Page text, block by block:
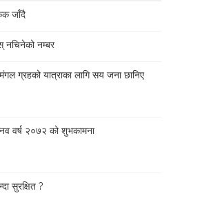
जाँदै
नचिनेको नम्बर
मंगल ग्रहको यात्राका लागि सय जना छानिए
नव वर्ष २०७२ को शुभकामना
सुरक्षित ?